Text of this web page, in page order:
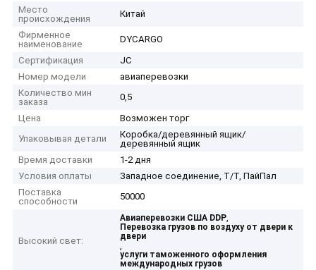
Место
происхождения
Китай
Фирменное
наименование
DYCARGO
Сертификация
JC
Номер модели
авиаперевозки
Количество мин
заказа
0,5
Цена
Возможен торг
Упаковывая детали
Коробка/деревянный ящик/
деревянный ящик
Время доставки
1-2 дня
Условия оплаты
Западное соединение, Т/Т, ПайПал
Поставка
способности
50000
Высокий свет:
Авиаперевозки США DDP,
Перевозка грузов по воздуху от двери к
двери
,
услуги таможенного оформления
международных грузов